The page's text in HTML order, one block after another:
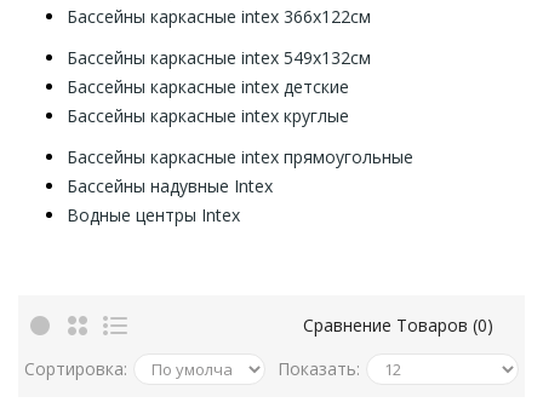
Бассейны каркасные intex 366х122см
Бассейны каркасные intex 549х132см
Бассейны каркасные intex детские
Бассейны каркасные intex круглые
Бассейны каркасные intex прямоугольные
Бассейны надувные Intex
Водные центры Intex
Сравнение Товаров (0)
Сортировка:
Показать: